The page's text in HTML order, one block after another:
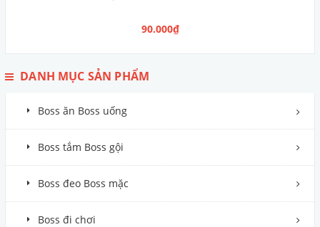
90.000₫
DANH MỤC SẢN PHẨM
Boss ăn Boss uống
Boss tắm Boss gội
Boss đeo Boss mặc
Boss đi chơi